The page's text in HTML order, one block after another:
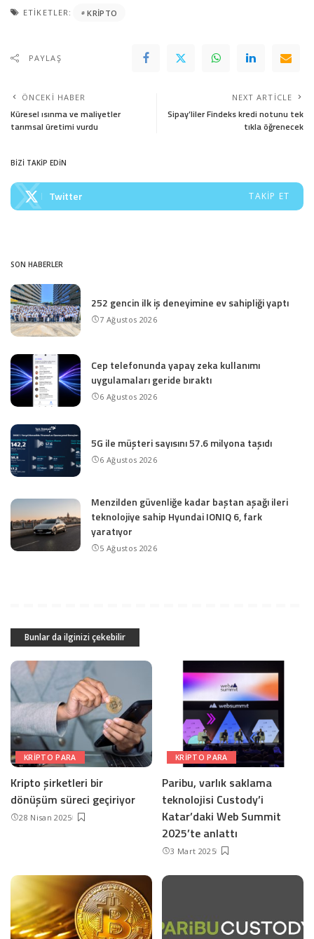
ETIKETLER: KRIPTO
PAYLAŞ
ÖNCEKI HABER
Küresel ısınma ve maliyetler
tarımsal üretimi vurdu
NEXT ARTICLE
Sipay’liler Findeks kredi notunu tek
tıkla öğrenecek
BİZİ TAKİP EDİN
Twitter TAKIP ET
SON HABERLER
252 gencin ilk iş deneyimine ev sahipliği yaptı
7 Ağustos 2026
Cep telefonunda yapay zeka kullanımı
uygulamaları geride bıraktı
6 Ağustos 2026
5G ile müşteri sayısını 57.6 milyona taşıdı
6 Ağustos 2026
Menzilden güvenliğe kadar baştan aşağı ileri
teknolojiye sahip Hyundai IONIQ 6, fark
yaratıyor
5 Ağustos 2026
Bunlar da ilginizi çekebilir
KRIPTO PARA
Kripto şirketleri bir
dönüşüm süreci geçiriyor
28 Nisan 2025
KRIPTO PARA
Paribu, varlık saklama
teknolojisi Custody’i
Katar’daki Web Summit
2025’te anlattı
3 Mart 2025